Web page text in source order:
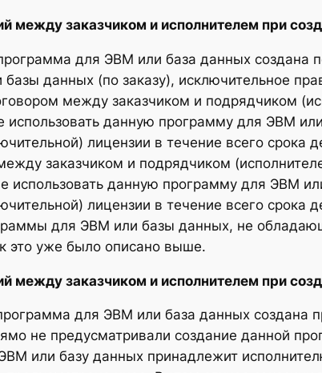
между заказчиком и исполнителем при
для ЭВМ или база данных создана
данных (по заказу), исключительное
между заказчиком и подрядчиком
использовать данную программу для ЭВМ
лицензии в течение всего срока
заказчиком и подрядчиком
использовать данную программу для ЭВМ
лицензии в течение всего срока
для ЭВМ или базы данных, не
это уже было описано выше.
между заказчиком и исполнителем при
для ЭВМ или база данных создана
не предусматривали создание данной
или базу данных принадлежит